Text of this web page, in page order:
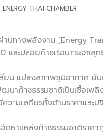
ENERGY THAI CHAMBER
านทางพลังงาน (Energy
และปล่อยก๊าซเรือนกระจกสุ
น แปลงสภาพภูมิอากาศ ยับ
าก๊าซธรรมชาติเป็นเชื้อเพ
วามเสถียรทั้งด้านราคาและ
ดหาแหล่งก๊าซธรรมชาติรา